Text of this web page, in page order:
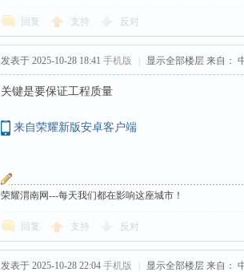
回复 支持 反对
发表于 2025-10-28 18:41 手机版 显示全部楼层 来自：
关键是要保证工程质量
来自荣耀新版安卓客户端
荣耀渭南网---每天我们都在影响这座城市！
回复 支持 反对
发表于 2025-10-28 22:04 手机版 显示全部楼层 来自：